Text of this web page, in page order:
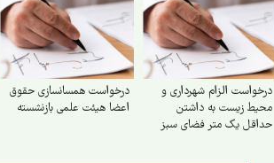
درخواست الزام شهرداری و
محیط زیست به داشتن
حداقل یک متر فضای سبز
درخواست همسانسازی حقوق
اعضا هیئت علمی بازنشسته